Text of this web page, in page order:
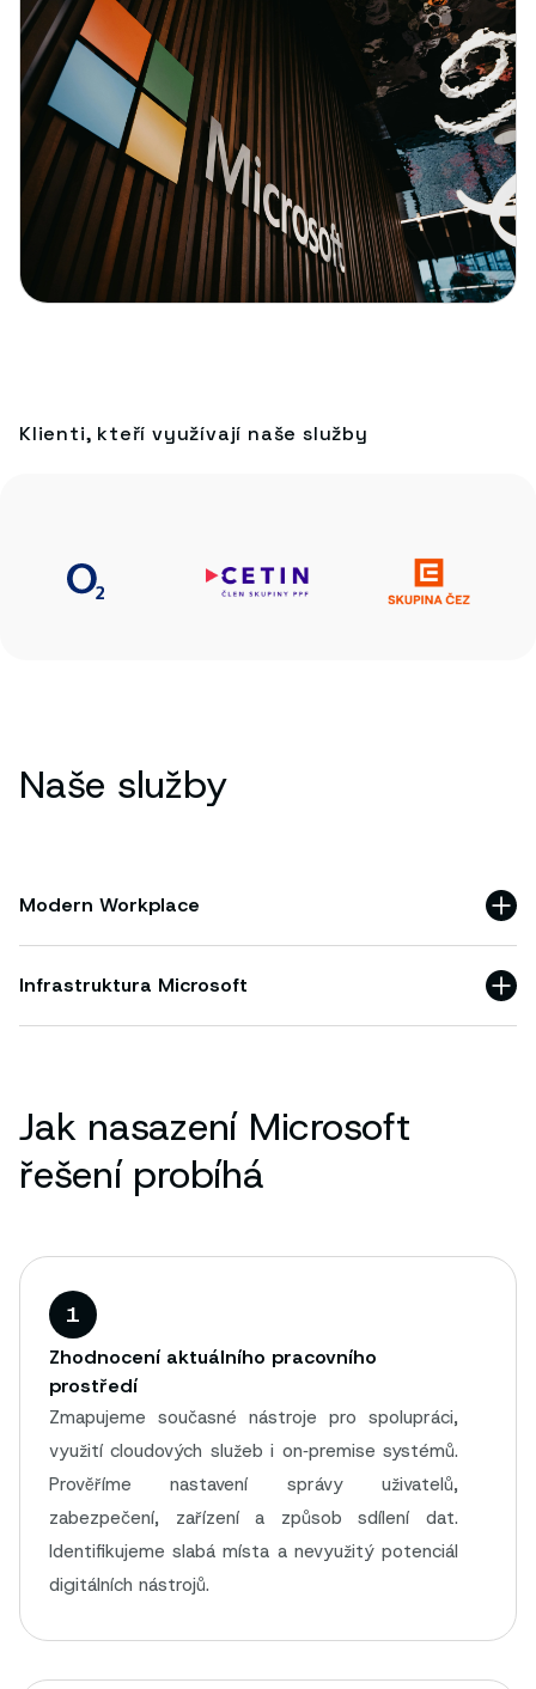
Klienti, kteří využívají naše služby
Naše služby
Modern Workplace
Infrastruktura Microsoft
Jak nasazení Microsoft
řešení probíhá
1
Zhodnocení aktuálního pracovního
prostředí
Zmapujeme současné nástroje pro spolupráci,
využití cloudových služeb i on‑premise systémů.
Prověříme nastavení správy uživatelů,
zabezpečení, zařízení a způsob sdílení dat.
Identifikujeme slabá místa a nevyužitý potenciál
digitálních nástrojů.